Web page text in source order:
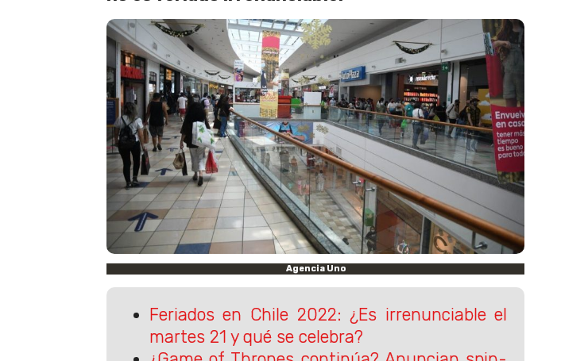
Agencia Uno
Feriados en Chile 2022: ¿Es irrenunciable el
martes 21 y qué se celebra?